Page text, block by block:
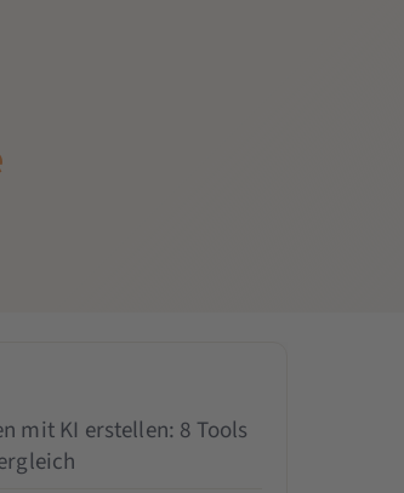
mit KI erstellen: 8 Tools